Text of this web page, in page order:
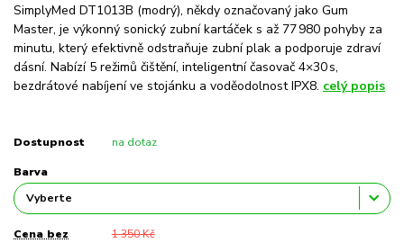
SimplyMed DT1013B (modrý), někdy označovaný jako Gum
Master, je výkonný sonický zubní kartáček s až 77 980 pohyby za
minutu, který efektivně odstraňuje zubní plak a podporuje zdraví
dásní. Nabízí 5 režimů čištění, inteligentní časovač 4×30 s,
bezdrátové nabíjení ve stojánku a voděodolnost IPX8. celý popis
Dostupnost na dotaz
Barva
Cena bez
1 350 Kč